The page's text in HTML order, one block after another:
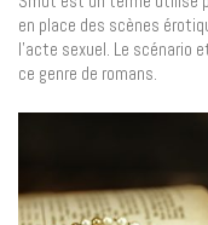
en place des scènes
l’acte sexuel. Le scénario
ce genre de romans.